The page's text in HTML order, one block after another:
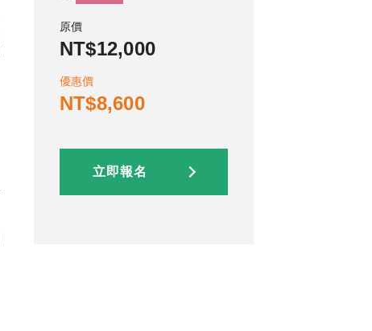
原價
NT$12,000
優惠價
NT$8,600
立即報名